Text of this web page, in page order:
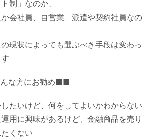
ト制」なのか、
会社員、自営業、派遣や契約社員なの
現状によっても選ぶべき手段は変わっ
な方にお勧め■■
したいけど、何をしてよいかわからない
運用に興味があるけど、金融商品を売り
くない